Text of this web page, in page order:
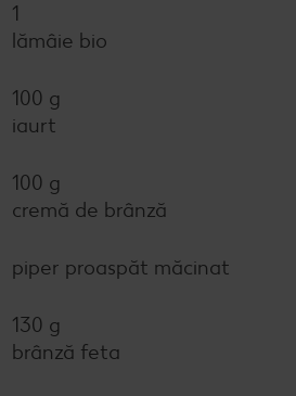
1
lămâie bio
100 g
iaurt
100 g
cremă de brânză
piper proaspăt măcinat
130 g
brânză feta